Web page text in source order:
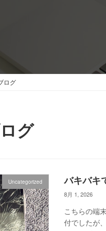
ログ
グ
Uncategorized バキバキ
8月 1, 2026
こちらの端
付でしたが